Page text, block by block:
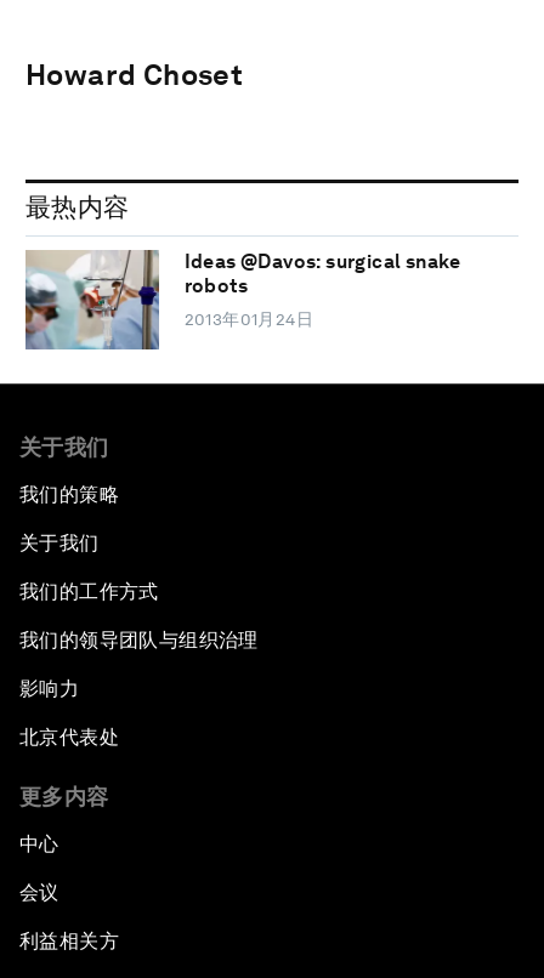
Howard Choset
最热内容
Ideas @Davos: surgical snake
robots
2013年01月24日
关于我们
我们的策略
关于我们
我们的工作方式
我们的领导团队与组织治理
影响力
北京代表处
更多内容
中心
会议
利益相关方